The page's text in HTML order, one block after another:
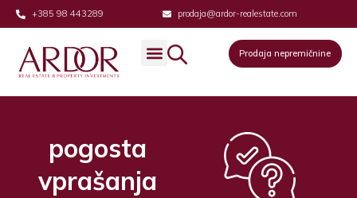
+385 98 443289 prodaja@ardor-realestate.com
Prodaja nepremičnine
pogosta
vprašanja